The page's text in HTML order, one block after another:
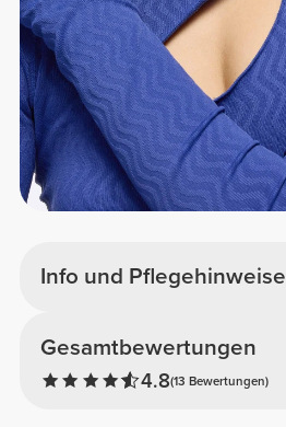
Info und Pflegehinweise
Gesamtbewertungen
4.8(13 Bewertungen)